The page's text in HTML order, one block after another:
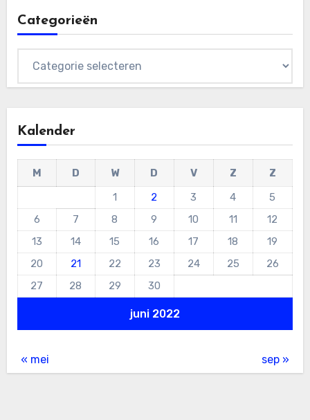
Categorieën
Kalender
juni 2022
M D W D V Z
Z
1
2 3 4
5
6
7 8 9 10 11
12
13
14 15 16 17 18
19
20
21 22 23 24 25
26
27
28 29 30
« mei sep »